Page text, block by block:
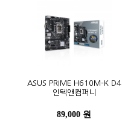
ASUS PRIME H610M-K D4
인텍앤컴퍼니
89,000 원